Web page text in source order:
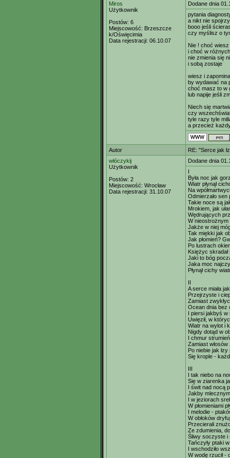
Miros
Użytkownik
Postów: 6
Miejscowość: Brzeszcze
k/Oświęcimia
Data rejestracji: 06.10.07
Dodane dnia
pytania
a nikt nie
booo jeśli
czy myślisz o
Nie ! choć
i choć w
nie zmienia się
i sobą zostaje
wiesz i
by wydawać na
choć masz to w
lub napije jeśli
Niech się
czy
tyle razy tyle
a przecież
Autor
RE: "Serce jak
włóczykij
Użytkownik
Postów: 2
Miejscowość: Wrocław
Data rejestracji: 31.10.07
Dodane dnia
I
Była noc jak
Wiatr płynął
Na
Odmierzało sen
Takie noce są
Mrokiem, jak
Wędrujących
W nieostrożnym
Jakże w niej
Tak miękki jak
Jak płomień?
Po lustrach
Księżyc
Jaki to bóg
Jaka moc
Płynął cichy
II
A serce miała
Przejrzyste i
Zamiast
Ocean dnia bez
I piersi jakbyś w
Uwięził, w
Wiatr na wylot i
Nigdy dotąd w
I chmur
Zamiast
Po niebie jak
Się krople -
III
I tak niebo na
Się w ziarenka
I świt nad nocą
Jakby
I w jeziorach
W płomieniami
I melodie -
W obłoków
Przecierali
Ze zdumienia,
Śliwy soczyste i
Tańczyły ptaki
I wschodziło
W wodę rzucił -